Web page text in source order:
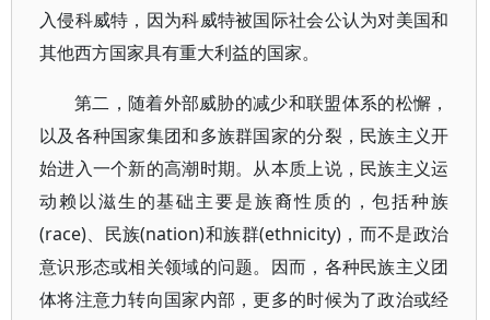
入侵科威特，因为科威特被国际社会公认为对美国和
其他西方国家具有重大利益的国家。
第二，随着外部威胁的减少和联盟体系的松懈，
以及各种国家集团和多族群国家的分裂，民族主义开
始进入一个新的高潮时期。从本质上说，民族主义运
动赖以滋生的基础主要是族裔性质的，包括种族
(race)、民族(nation)和族群(ethnicity)，而不是政治
意识形态或相关领域的问题。因而，各种民族主义团
体将注意力转向国家内部，更多的时候为了政治或经